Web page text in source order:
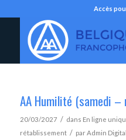
Accès
AA Humilité (samedi –
20/03/2027 / dans En ligne
rétablissement / parAdmin Digital